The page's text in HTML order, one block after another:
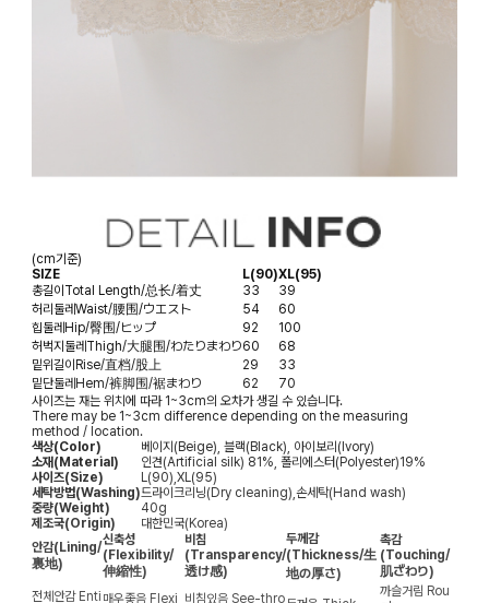
(cm기준)
SIZE
L(90)XL(95)
총길이 Total Length/总长/着丈 33
39
허리둘레 Waist/腰围/ウエスト 54
60
힙둘레 Hip/臀围/ヒップ 92
100
허벅지둘레 Thigh/大腿围/わたりまわり60
68
밑위길이 Rise/直档/股上 29
33
밑단둘레 Hem/裤脚围/裾まわり 62
70
사이즈는 재는 위치에 따라 1~3cm의 오차가 생길 수 있습니다.
There may be 1~3cm difference depending on the measuring
method / location.
색상(Color)
베이지(Beige), 블랙(Black), 아이보리(Ivory)
소재(Material)
인견(Artificial silk) 81%, 폴리에스터(Polyester)19%
사이즈(Size)
L(90),XL(95)
세탁방법(Washing)드라이크리닝(Dry cleaning),손세탁(Hand wash)
중량(Weight)
40g
제조국(Origin)
대한민국(Korea)
안감(Lining/
裏地)
신축성
(Flexibility/
伸縮性)
비침
(Transparency/
透け感)
두께감
(Thickness/生
地の厚さ)
촉감
(Touching/
肌ざわり)
전체안감 Enti 매우좋음 Flexi 비침있음 See-thro
까슬거림 Rou